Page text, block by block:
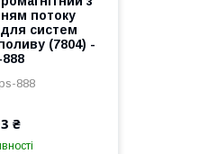
потоку
систем
(7804) -
ps-888
₴